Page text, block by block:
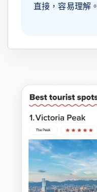
直接，容易理解。